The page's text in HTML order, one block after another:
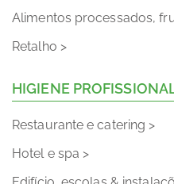
Alimentos processados,
Retalho >
HIGIENE
Restaurante e catering >
Hotel e spa >